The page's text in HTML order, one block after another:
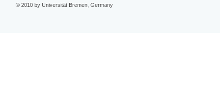
© 2010 by Universität Bremen, Germany